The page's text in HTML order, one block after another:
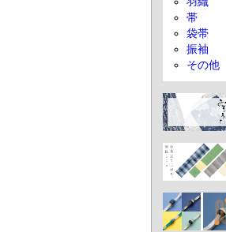
帯
袋帯
振袖
その他